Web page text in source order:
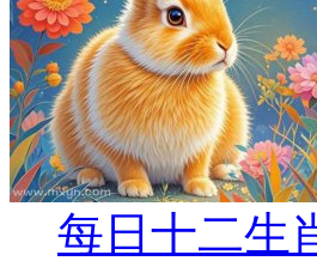
每日十二生